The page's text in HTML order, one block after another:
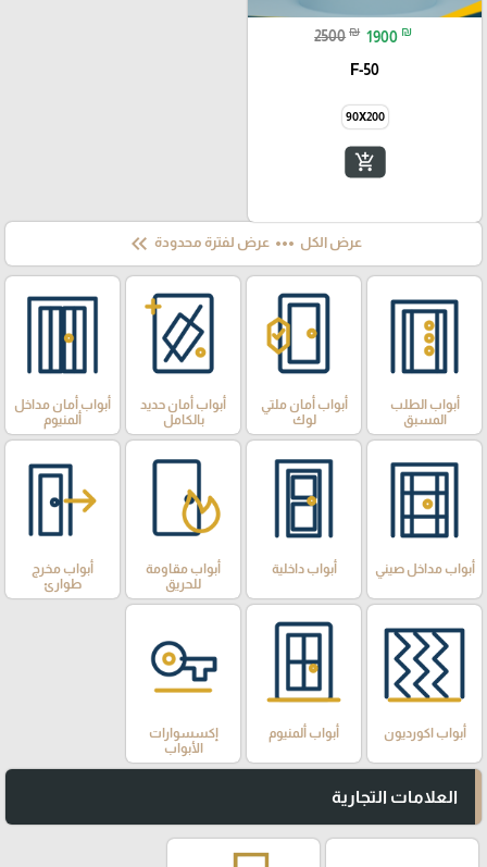
2500 ₪ 1900 ₪
F-50
90X200
add_shopping_cart
عرض الكل more_horiz عرض لفترة محدودة keyboard_double_arrow_left
أبواب الطلب
المسبق
أبواب أمان ملتي
لوك
أبواب أمان حديد
بالكامل
أبواب أمان مداخل
ألمنيوم
أبواب مداخل صيني أبواب داخلية
أبواب مقاومة
للحريق
أبواب مخرج
طوارئ
أبواب اكورديون أبواب ألمنيوم
إكسسوارات
الأبواب
العلامات التجارية